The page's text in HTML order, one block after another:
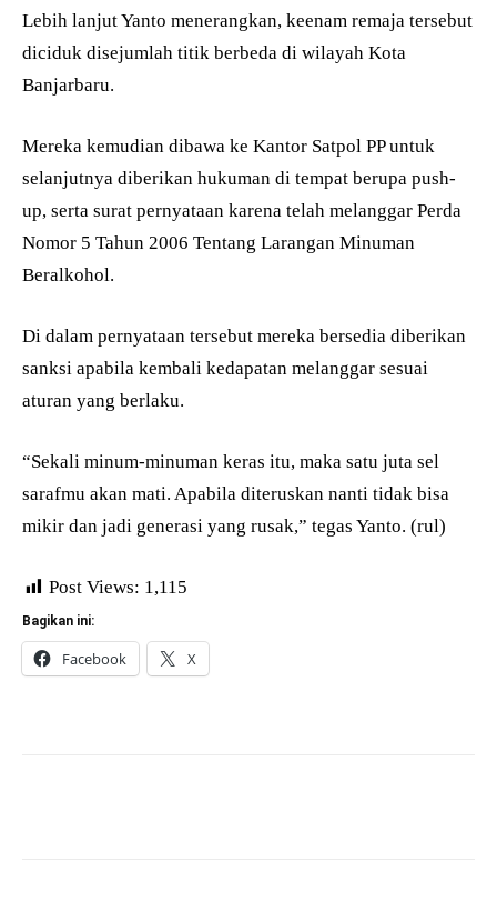
Lebih lanjut Yanto menerangkan, keenam remaja tersebut
diciduk disejumlah titik berbeda di wilayah Kota
Banjarbaru.
Mereka kemudian dibawa ke Kantor Satpol PP untuk
selanjutnya diberikan hukuman di tempat berupa push-
up, serta surat pernyataan karena telah melanggar Perda
Nomor 5 Tahun 2006 Tentang Larangan Minuman
Beralkohol.
Di dalam pernyataan tersebut mereka bersedia diberikan
sanksi apabila kembali kedapatan melanggar sesuai
aturan yang berlaku.
“Sekali minum-minuman keras itu, maka satu juta sel
sarafmu akan mati. Apabila diteruskan nanti tidak bisa
mikir dan jadi generasi yang rusak,” tegas Yanto. (rul)
Post Views: 1,115
Bagikan ini:
Facebook X